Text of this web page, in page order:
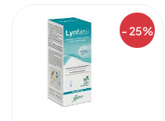
- 25%